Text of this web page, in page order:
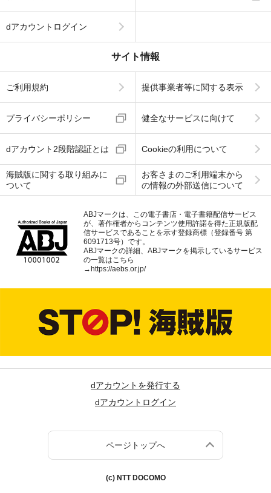
dアカウントログイン
サイト情報
ご利用規約 提供事業者等に関する表示
プライバシーポリシー 健全なサービスに向けて
dアカウント2段階認証とは Cookieの利用について
海賊版に関する取り組みに
ついて
お客さまのご利用端末から
の情報の外部送信について
ABJマークは、この電子書店・電子書籍配信サービス
が、著作権者からコンテンツ使用許諾を得た正規版配
信サービスであることを示す登録商標（登録番号 第
6091713号）です。
ABJマークの詳細、ABJマークを掲示しているサービス
の一覧はこちら
→https://aebs.or.jp/
dアカウントを発行する
dアカウントログイン
ページトップへ
(c) NTT DOCOMO